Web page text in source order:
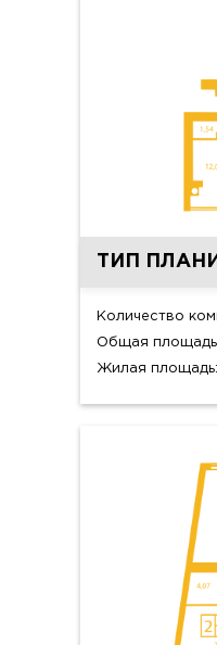
ТИП
Количество
Общая
Жилая